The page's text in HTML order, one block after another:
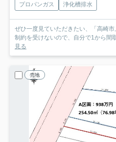
プロパンガス 浄化槽排水
ぜひ一度見ていただきたい、「高崎
制約を受けないので、自分で1から間
見る
売地